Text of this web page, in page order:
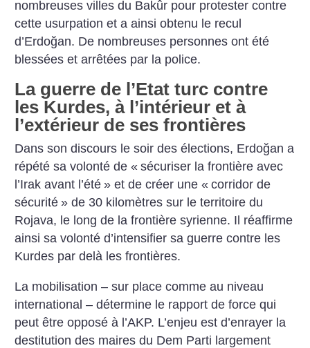
nombreuses villes du Bakûr pour protester contre
cette usurpation et a ainsi obtenu le recul
d’Erdoğan. De nombreuses personnes ont été
blessées et arrêtées par la police.
La guerre de l’Etat turc contre
les Kurdes, à l’intérieur et à
l’extérieur de ses frontières
Dans son discours le soir des élections, Erdoğan a
répété sa volonté de « sécuriser la frontière avec
l’Irak avant l’été » et de créer une « corridor de
sécurité » de 30 kilomètres sur le territoire du
Rojava, le long de la frontière syrienne. Il réaffirme
ainsi sa volonté d’intensifier sa guerre contre les
Kurdes par delà les frontières.
La mobilisation – sur place comme au niveau
international – détermine le rapport de force qui
peut être opposé à l’AKP. L’enjeu est d’enrayer la
destitution des maires du Dem Parti largement